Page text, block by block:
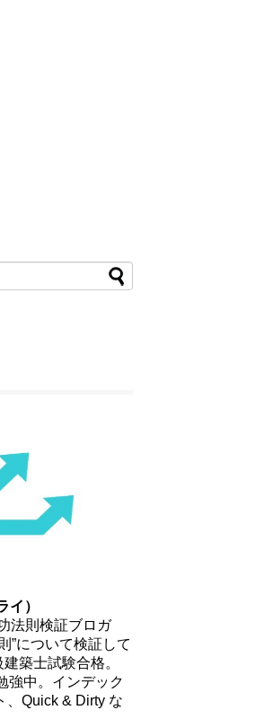
イ）
法則検証ブロガ
”について検証して
築士試験合格。
強中。インデック
、Quick & Dirty な